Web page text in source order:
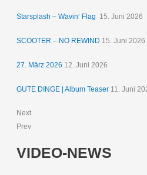
Starsplash – Wavin‘ Flag 15. Juni 2026
SCOOTER – NO REWIND 15. Juni 2026
27. März 2026 12. Juni 2026
GUTE DINGE | Album Teaser 11. Juni
Next
Prev
VIDEO-NEWS